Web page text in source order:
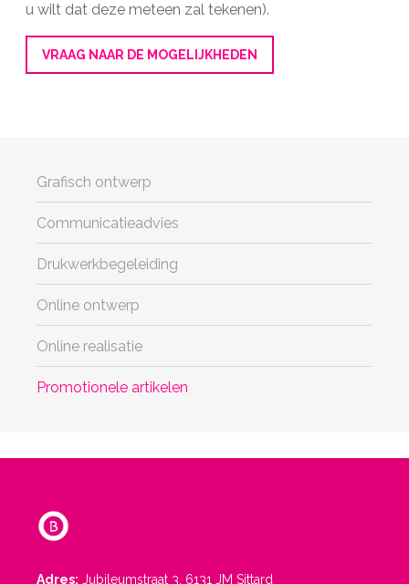
u wilt dat deze meteen zal tekenen).
VRAAG NAAR DE MOGELIJKHEDEN
Grafisch ontwerp
Communicatieadvies
Drukwerkbegeleiding
Online ontwerp
Online realisatie
Promotionele artikelen
Adres: Jubileumstraat 3, 6131 JM Sittard